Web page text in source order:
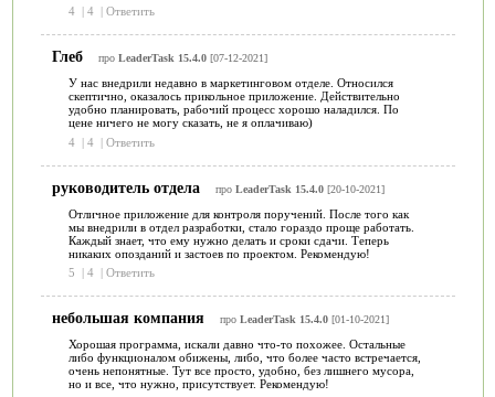
4
4 Ответить
Глеб про LeaderTask 15.4.0[07-12-2021]
У нас внедрили недавно в маркетинговом отделе. Относился
скептично, оказалось прикольное приложение. Действительно
удобно планировать, рабочий процесс хорошо наладился. По
цене ничего не могу сказать, не я оплачиваю)
4 | 4 | Ответить
руководитель отдела про LeaderTask 15.4.0[20-10-2021]
Отличное приложение для контроля поручений. После того как
мы внедрили в отдел разработки, стало гораздо проще работать.
Каждый знает, что ему нужно делать и сроки сдачи. Теперь
никаких опозданий и застоев по проектом. Рекомендую!
5
4 Ответить
небольшая компания про LeaderTask 15.4.0[01-10-2021]
Хорошая программа, искали давно что-то похожее. Остальные
либо функционалом обижены, либо, что более часто встречается,
очень непонятные. Тут все просто, удобно, без лишнего мусора,
но и все, что нужно, присутствует. Рекомендую!